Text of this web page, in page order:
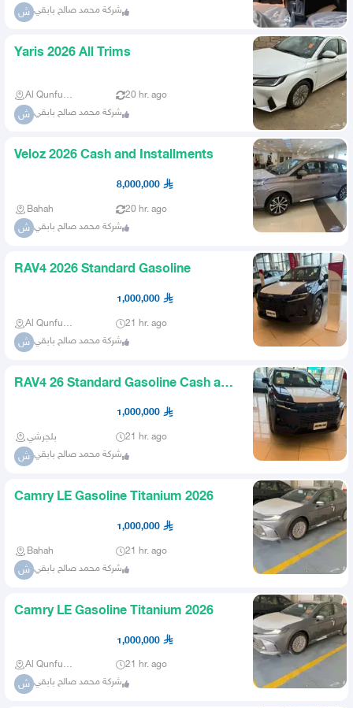
ش شركة محمد صالح بابقي
Yaris 2026 All Trims
Al Qunfudhah 20 hr. ago
ش شركة محمد صالح بابقي
Veloz 2026 Cash and Installments
8,000,000
Bahah 20 hr. ago
ش شركة محمد صالح بابقي
RAV4 2026 Standard Gasoline
1,000,000
Al Qunfudhah 21 hr. ago
ش شركة محمد صالح بابقي
RAV4 26 Standard Gasoline Cash and
1,000,000
بلجرشي 21 hr. ago
ش شركة محمد صالح بابقي
Camry LE Gasoline Titanium 2026
1,000,000
Bahah 21 hr. ago
ش شركة محمد صالح بابقي
Camry LE Gasoline Titanium 2026
1,000,000
Al Qunfudhah 21 hr. ago
ش شركة محمد صالح بابقي